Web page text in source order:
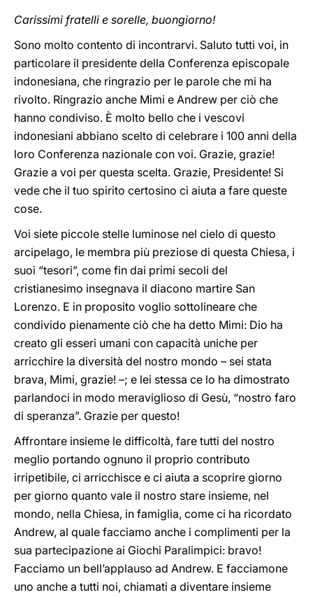
Carissimi fratelli e sorelle, buongiorno!
Sono molto contento di incontrarvi. Saluto tutti voi, in
particolare il presidente della Conferenza episcopale
indonesiana, che ringrazio per le parole che mi ha
rivolto. Ringrazio anche Mimi e Andrew per ciò che
hanno condiviso. È molto bello che i vescovi
indonesiani abbiano scelto di celebrare i 100 anni della
loro Conferenza nazionale con voi. Grazie, grazie!
Grazie a voi per questa scelta. Grazie, Presidente! Si
vede che il tuo spirito certosino ci aiuta a fare queste
cose.
Voi siete piccole stelle luminose nel cielo di questo
arcipelago, le membra più preziose di questa Chiesa, i
suoi “tesori”, come fin dai primi secoli del
cristianesimo insegnava il diacono martire San
Lorenzo. E in proposito voglio sottolineare che
condivido pienamente ciò che ha detto Mimi: Dio ha
creato gli esseri umani con capacità uniche per
arricchire la diversità del nostro mondo – sei stata
brava, Mimi, grazie! –; e lei stessa ce lo ha dimostrato
parlandoci in modo meraviglioso di Gesù, “nostro faro
di speranza”. Grazie per questo!
Affrontare insieme le difficoltà, fare tutti del nostro
meglio portando ognuno il proprio contributo
irripetibile, ci arricchisce e ci aiuta a scoprire giorno
per giorno quanto vale il nostro stare insieme, nel
mondo, nella Chiesa, in famiglia, come ci ha ricordato
Andrew, al quale facciamo anche i complimenti per la
sua partecipazione ai Giochi Paralimpici: bravo!
Facciamo un bell’applauso ad Andrew. E facciamone
uno anche a tutti noi, chiamati a diventare insieme